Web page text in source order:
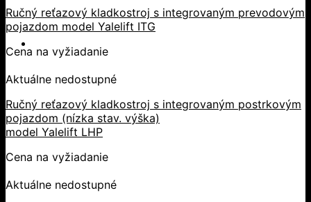
Ručný reťazový kladkostroj s integrovaným prevodovým
pojazdom model Yalelift ITG
Cena na vyžiadanie
Aktuálne nedostupné
Ručný reťazový kladkostroj s integrovaným postrkovým
pojazdom (nízka stav. výška)
model Yalelift LHP
Cena na vyžiadanie
Aktuálne nedostupné